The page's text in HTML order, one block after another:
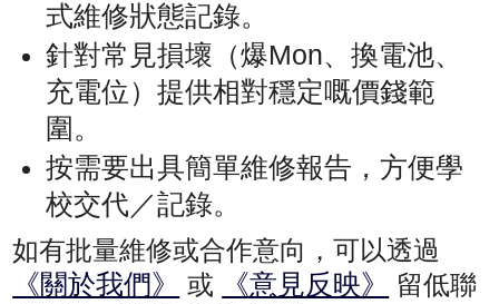
式維修狀態記錄。
針對常見損壞（爆Mon、換電池、
充電位）提供相對穩定嘅價錢範
圍。
按需要出具簡單維修報告，方便學
校交代／記錄。
如有批量維修或合作意向，可以透過
《關於我們》 或 《意見反映》
留低聯